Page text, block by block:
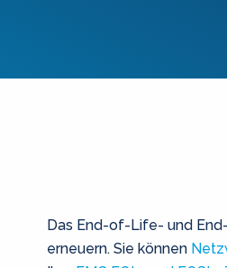
Das End-of-Life- und
erneuern. Sie können